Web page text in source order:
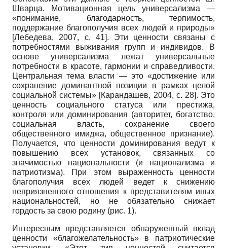
Шварца. Мотивационная цель универсализма —
«понимание, благодарность, терпимость,
поддержание благополучия всех людей и природы»
[Лебедева, 2007, с. 41]. Эти ценности связаны с
потребностями выживания групп и индивидов. В
основе универсализма лежат универсальные
потребности в красоте, гармонии и справедливости.
Центральная тема власти — это «достижение или
сохранение доминантной позиции в рамках целой
социальной системы» [Карандашев, 2004, с. 28]. Это
ценность социального статуса или престижа,
контроля или доминирования (авторитет, богатство,
социальная власть, сохранение своего
общественного имиджа, общественное признание).
Получается, что ценности доминирования ведут к
повышению всех установок, связанных со
значимостью национальности (и национализма и
патриотизма). При этом выраженность ценности
благополучия всех людей ведет к снижению
неприязненного отношения к представителям иных
национальностей, но не обязательно снижает
гордость за свою родину (рис. 1).
Интересным представляется обнаруженный вклад
ценности «благожелательность» в патриотические